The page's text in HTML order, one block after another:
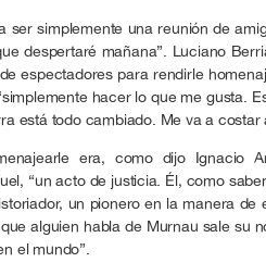
ser simplemente una reunión de
despertaré mañana”. Luciano
espectadores para rendirle
hacer lo que me gusta.
está todo cambiado. Me va a costar
era, como dijo Ignacio
“un acto de justicia. Él, como
un pionero en la manera de
alguien habla de Murnau sale su
el mundo”.